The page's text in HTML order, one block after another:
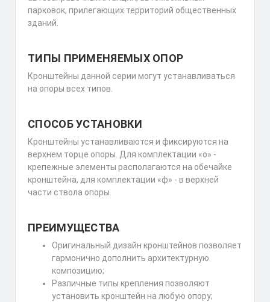
парковок, прилегающих территорий общественных
зданий.
ТИПЫ ПРИМЕНЯЕМЫХ ОПОР
Кронштейны данной серии могут устанавливаться
на опоры всех типов.
СПОСОБ УСТАНОВКИ
Кронштейны устанавливаются и фиксируются на
верхнем торце опоры. Для комплектации «о» -
крепежные элементы располагаются на обечайке
кронштейна, для комплектации «ф» - в верхней
части ствола опоры.
ПРЕИМУЩЕСТВА
Оригинальный дизайн кронштейнов позволяет
гармонично дополнить архитектурную
композицию;
Различные типы крепления позволяют
установить кронштейн на любую опору;